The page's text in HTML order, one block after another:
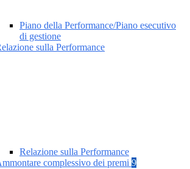
Piano della Performance/Piano esecutivo
di gestione
sulla Performance
Relazione sulla Performance
complessivo dei premi 9